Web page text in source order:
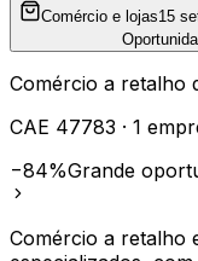
Comércio e lojas15
Comércio a retalho
CAE 47783 · 1
−84%Grande
Comércio a retalho